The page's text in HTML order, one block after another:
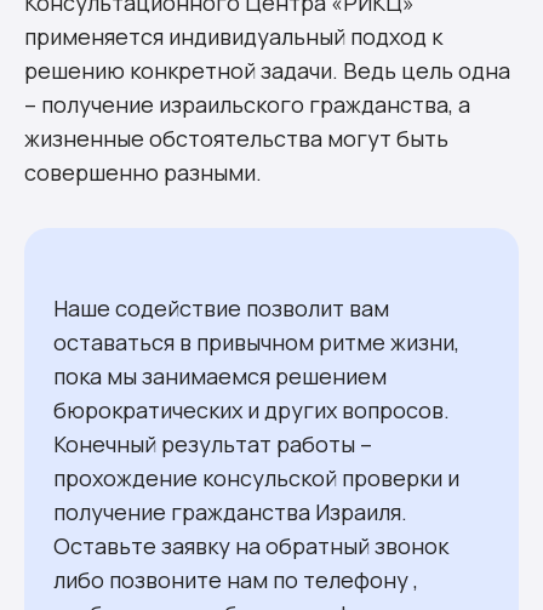
применяется индивидуальный подход к
решению конкретной задачи. Ведь цель одна
– получение израильского гражданства, а
жизненные обстоятельства могут быть
совершенно разными.
Наше содействие позволит вам
оставаться в привычном ритме жизни,
пока мы занимаемся решением
бюрократических и других вопросов.
Конечный результат работы –
прохождение консульской проверки и
получение гражданства Израиля.
Оставьте заявку на обратный звонок
либо позвоните нам по телефону ,